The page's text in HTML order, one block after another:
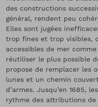
des constructions
général, rendent peu
Elles sont jugées
trop fines et trop visibles,
accessibles de mer
réutiliser le plus possible
propose de remplacer les
lunes et un chemin
d’armes. Jusqu’en 1685,
rythme des attributions de